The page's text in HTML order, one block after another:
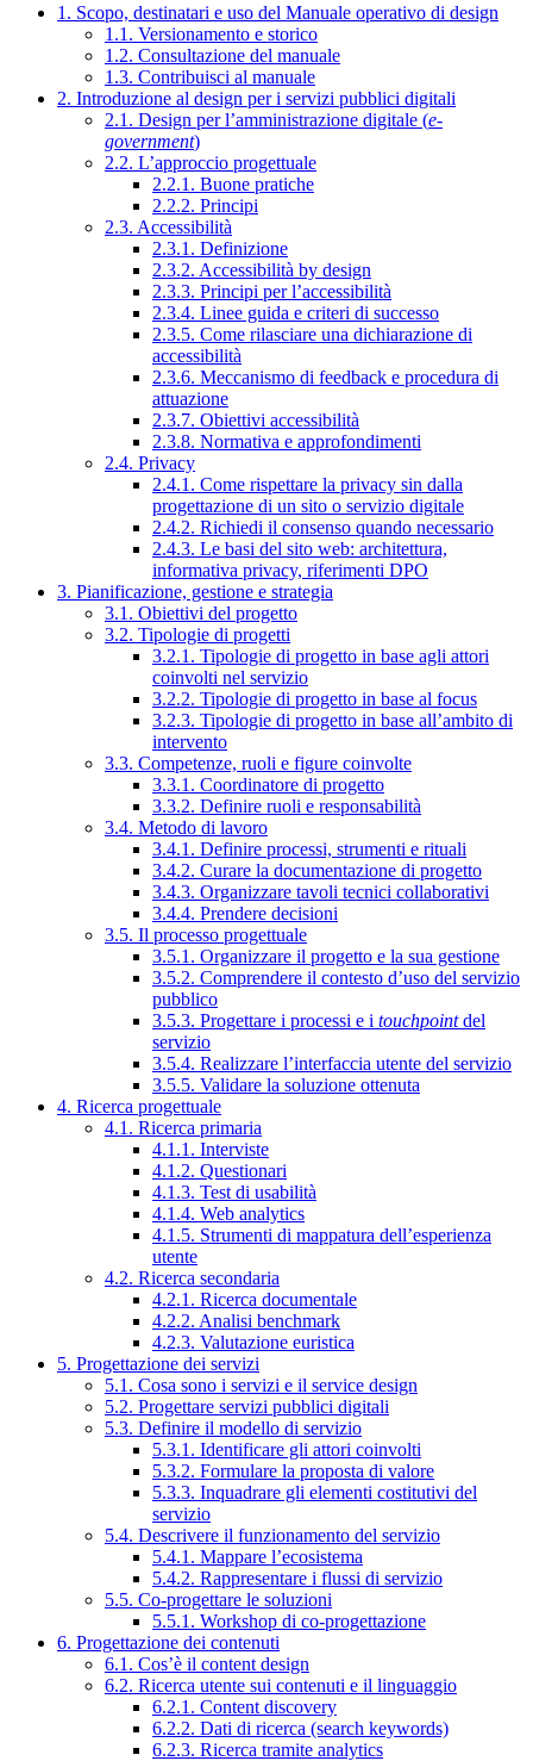
1. Scopo, destinatari e uso del Manuale operativo di design
1.1. Versionamento e storico
1.2. Consultazione del manuale
1.3. Contribuisci al manuale
2. Introduzione al design per i servizi pubblici digitali
2.1. Design per l’amministrazione digitale (e-
government)
2.2. L’approccio progettuale
2.2.1. Buone pratiche
2.2.2. Principi
2.3. Accessibilità
2.3.1. Definizione
2.3.2. Accessibilità by design
2.3.3. Principi per l’accessibilità
2.3.4. Linee guida e criteri di successo
2.3.5. Come rilasciare una dichiarazione di
accessibilità
2.3.6. Meccanismo di feedback e procedura di
attuazione
2.3.7. Obiettivi accessibilità
2.3.8. Normativa e approfondimenti
2.4. Privacy
2.4.1. Come rispettare la privacy sin dalla
progettazione di un sito o servizio digitale
2.4.2. Richiedi il consenso quando necessario
2.4.3. Le basi del sito web: architettura,
informativa privacy, riferimenti DPO
3. Pianificazione, gestione e strategia
3.1. Obiettivi del progetto
3.2. Tipologie di progetti
3.2.1. Tipologie di progetto in base agli attori
coinvolti nel servizio
3.2.2. Tipologie di progetto in base al focus
3.2.3. Tipologie di progetto in base all’ambito di
intervento
3.3. Competenze, ruoli e figure coinvolte
3.3.1. Coordinatore di progetto
3.3.2. Definire ruoli e responsabilità
3.4. Metodo di lavoro
3.4.1. Definire processi, strumenti e rituali
3.4.2. Curare la documentazione di progetto
3.4.3. Organizzare tavoli tecnici collaborativi
3.4.4. Prendere decisioni
3.5. Il processo progettuale
3.5.1. Organizzare il progetto e la sua gestione
3.5.2. Comprendere il contesto d’uso del servizio
pubblico
3.5.3. Progettare i processi e i touchpointdel
servizio
3.5.4. Realizzare l’interfaccia utente del servizio
3.5.5. Validare la soluzione ottenuta
4. Ricerca progettuale
4.1. Ricerca primaria
4.1.1. Interviste
4.1.2. Questionari
4.1.3. Test di usabilità
4.1.4. Web analytics
4.1.5. Strumenti di mappatura dell’esperienza
utente
4.2. Ricerca secondaria
4.2.1. Ricerca documentale
4.2.2. Analisi benchmark
4.2.3. Valutazione euristica
5. Progettazione dei servizi
5.1. Cosa sono i servizi e il service design
5.2. Progettare servizi pubblici digitali
5.3. Definire il modello di servizio
5.3.1. Identificare gli attori coinvolti
5.3.2. Formulare la proposta di valore
5.3.3. Inquadrare gli elementi costitutivi del
servizio
5.4. Descrivere il funzionamento del servizio
5.4.1. Mappare l’ecosistema
5.4.2. Rappresentare i flussi di servizio
5.5. Co-progettare le soluzioni
5.5.1. Workshop di co-progettazione
6. Progettazione dei contenuti
6.1. Cos’è il content design
6.2. Ricerca utente sui contenuti e il linguaggio
6.2.1. Content discovery
6.2.2. Dati di ricerca (search keywords)
6.2.3. Ricerca tramite analytics